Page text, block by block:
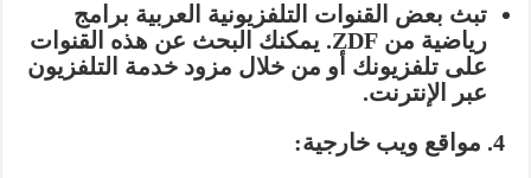
تبث بعض القنوات التلفزيونية العربية برامج
رياضية من ZDF. يمكنك البحث عن هذه القنوات
على تلفزيونك أو من خلال مزود خدمة التلفزيون
عبر الإنترنت.
4. مواقع ويب خارجية: